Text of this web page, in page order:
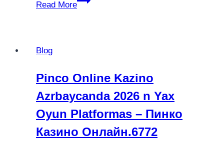
Read More
азартных
игр.1821
(2)
Blog
Pinco Online Kazino
Azrbaycanda 2026 n Yax
Oyun Platformas – Пинко
Казино Онлайн.6772